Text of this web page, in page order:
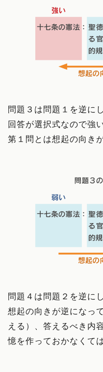
問題３は問題１を逆に
回答が選択式なので強
第１問とは想起の向き
問題４は問題２を逆に
想起の向きが逆になっ
える）、答えるべき内
憶を作っておかなくて